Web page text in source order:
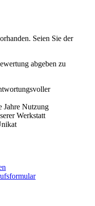
Seien Sie der
abgeben zu
Jahre Nutzung
Werkstatt